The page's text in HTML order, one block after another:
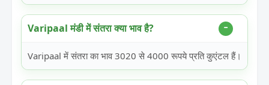
Varipaal मंडी में संतरा क्या भाव है?
Varipaal में संतरा का भाव 3020 से 4000 रूपये प्रति कुएंटल हैं।